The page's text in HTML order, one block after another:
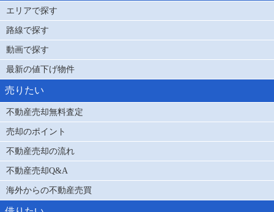
エリアで探す
路線で探す
動画で探す
最新の値下げ物件
売りたい
不動産売却無料査定
売却のポイント
不動産売却の流れ
不動産売却Q&A
海外からの不動産売買